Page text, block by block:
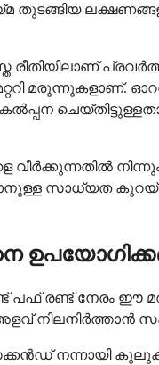
തുടങ്ങിയ
മരുന്നുകളാണ്.
നിന്നും
സാധ്യത
പഫ് രണ്ട് നേരം
നിലനിർത്താൻ
നന്നായി കുലുക്കുക.